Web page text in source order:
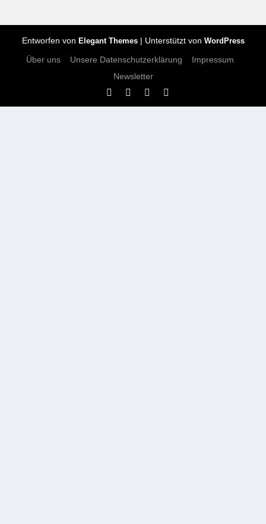
Entworfen von Elegant Themes| Unterstützt von WordPress
Über uns Unsere Datenschutzerklärung
Impressum
Newsletter